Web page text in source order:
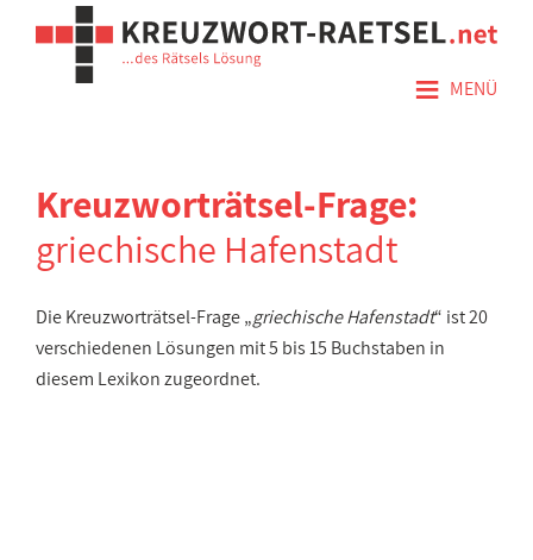
≡ MENÜ
Kreuzworträtsel-Frage:
griechische Hafenstadt
Die Kreuzworträtsel-Frage „griechische Hafenstadt“ ist 20
verschiedenen Lösungen mit 5 bis 15 Buchstaben in
diesem Lexikon zugeordnet.